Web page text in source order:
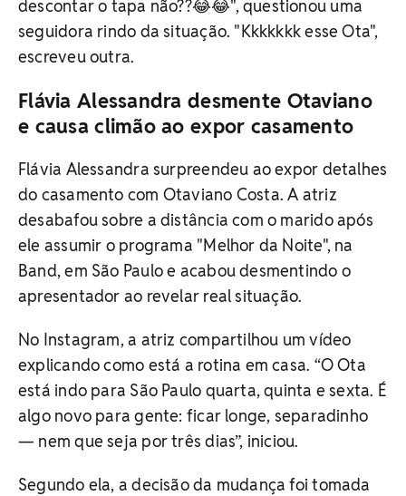
descontar o tapa não??😂😂", questionou uma
seguidora rindo da situação. "Kkkkkkk esse Ota",
escreveu outra.
Flávia Alessandra desmente Otaviano
e causa climão ao expor casamento
Flávia Alessandra surpreendeu ao expor detalhes
do casamento com Otaviano Costa. A atriz
desabafou sobre a distância com o marido após
ele assumir o programa "Melhor da Noite", na
Band, em São Paulo e acabou desmentindo o
apresentador ao revelar real situação.
No Instagram, a atriz compartilhou um vídeo
explicando como está a rotina em casa. “O Ota
está indo para São Paulo quarta, quinta e sexta. É
algo novo para gente: ficar longe, separadinho
— nem que seja por três dias”, iniciou.
Segundo ela, a decisão da mudança foi tomada